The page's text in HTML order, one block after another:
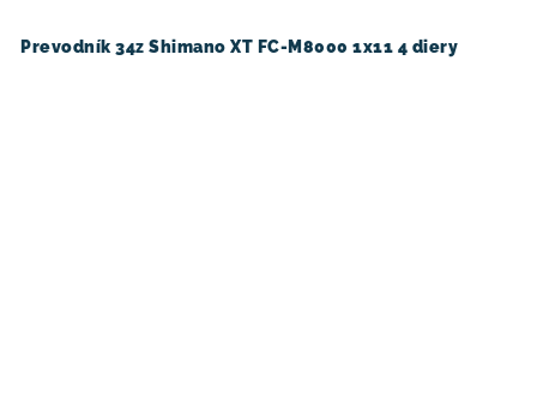
Prevodník 34z Shimano XT FC-M8000 1x11 4 diery